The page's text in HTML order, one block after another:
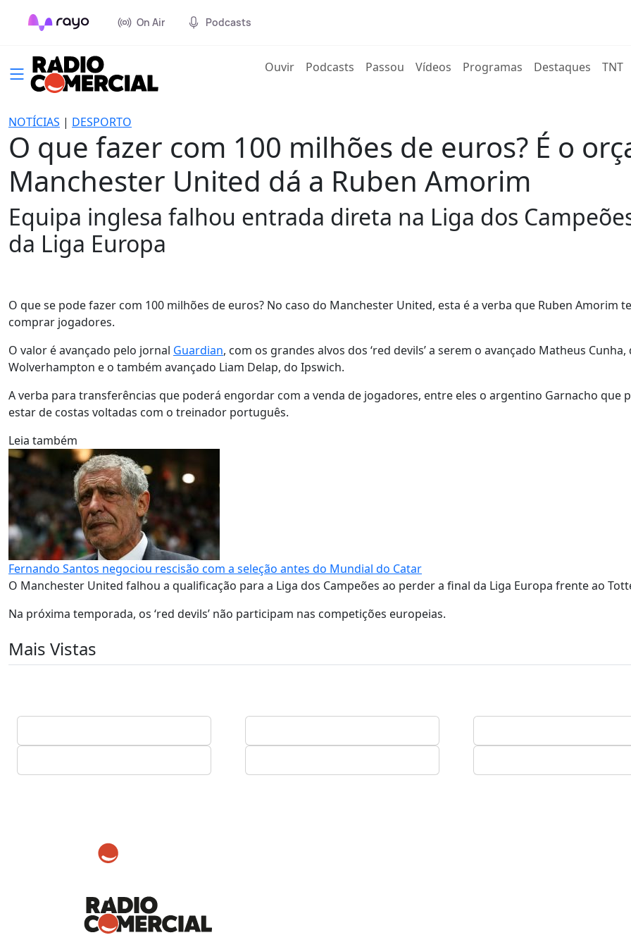
On Air Podcasts
Ouvir(current)
Podcasts Passou Vídeos Programas Destaques TNT
NOTÍCIAS | DESPORTO
O que fazer com 100 milhões de euros? É o
Manchester United dá a Ruben Amorim
Equipa inglesa falhou entrada direta na Liga dos
da Liga Europa
O que se pode fazer com 100 milhões de euros? No caso do Manchester United, esta é a verba que Ruben Amorim
comprar jogadores.
O valor é avançado pelo jornal Guardian, com os grandes alvos dos ‘red devils’ a serem o avançado Matheus Cunha,
Wolverhampton e o também avançado Liam Delap, do Ipswich.
A verba para transferências que poderá engordar com a venda de jogadores, entre eles o argentino Garnacho que
estar de costas voltadas com o treinador português.
Leia também
Fernando Santos negociou rescisão com a seleção antes do Mundial do Catar
O Manchester United falhou a qualificação para a Liga dos Campeões ao perder a final da Liga Europa frente ao
Na próxima temporada, os ‘red devils’ não participam nas competições europeias.
Mais Vistas